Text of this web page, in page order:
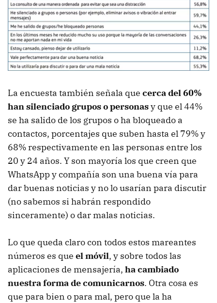
La encuesta también señala que cerca del 60%
han silenciado grupos o personasy que el 44%
se ha salido de los grupos o ha bloqueado a
contactos, porcentajes que suben hasta el 79% y
68% respectivamente en las personas entre los
20 y 24 años. Y son mayoría los que creen que
WhatsApp y compañía son una buena vía para
dar buenas noticias y no lo usarían para discutir
(no sabemos si habrán respondido
sinceramente) o dar malas noticias.
Lo que queda claro con todos estos mareantes
números es que el móvil, y sobre todos las
aplicaciones de mensajería, ha cambiado
nuestra forma de comunicarnos. Otra cosa es
que para bien o para mal, pero que la ha